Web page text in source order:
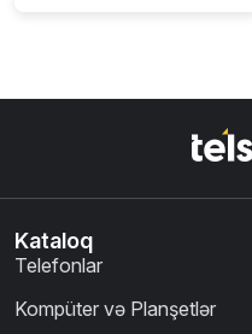
Kataloq
Telefonlar
Kompüter və Planşetlər